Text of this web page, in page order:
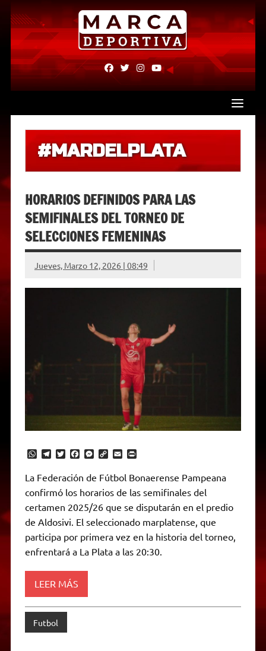
Skip
content
fab
fa-
fab
fa-
fab fab
#MARDELPLATA
HORARIOS DEFINIDOS PARA LAS
SEMIFINALES DEL TORNEO DE
SELECCIONES FEMENINAS
Jueves, Marzo 12, 2026 | 08:49
W
a
t
s
A
p
p
T
l
e
g
a
m
T
t
t
e
r
F
e
b
o
o
k
M
s
e
n
g
e
C
p
y
L
n
k
E
a
i
l
P
n
t
F
r
i
n
d
l
La Federación de Fútbol Bonaerense Pampeana
confirmó los horarios de las semifinales del
certamen 2025/26 que se disputarán en el predio
de Aldosivi. El seleccionado marplatense, que
participa por primera vez en la historia del torneo,
enfrentará a La Plata a las 20:30.
LEER MÁS
Futbol